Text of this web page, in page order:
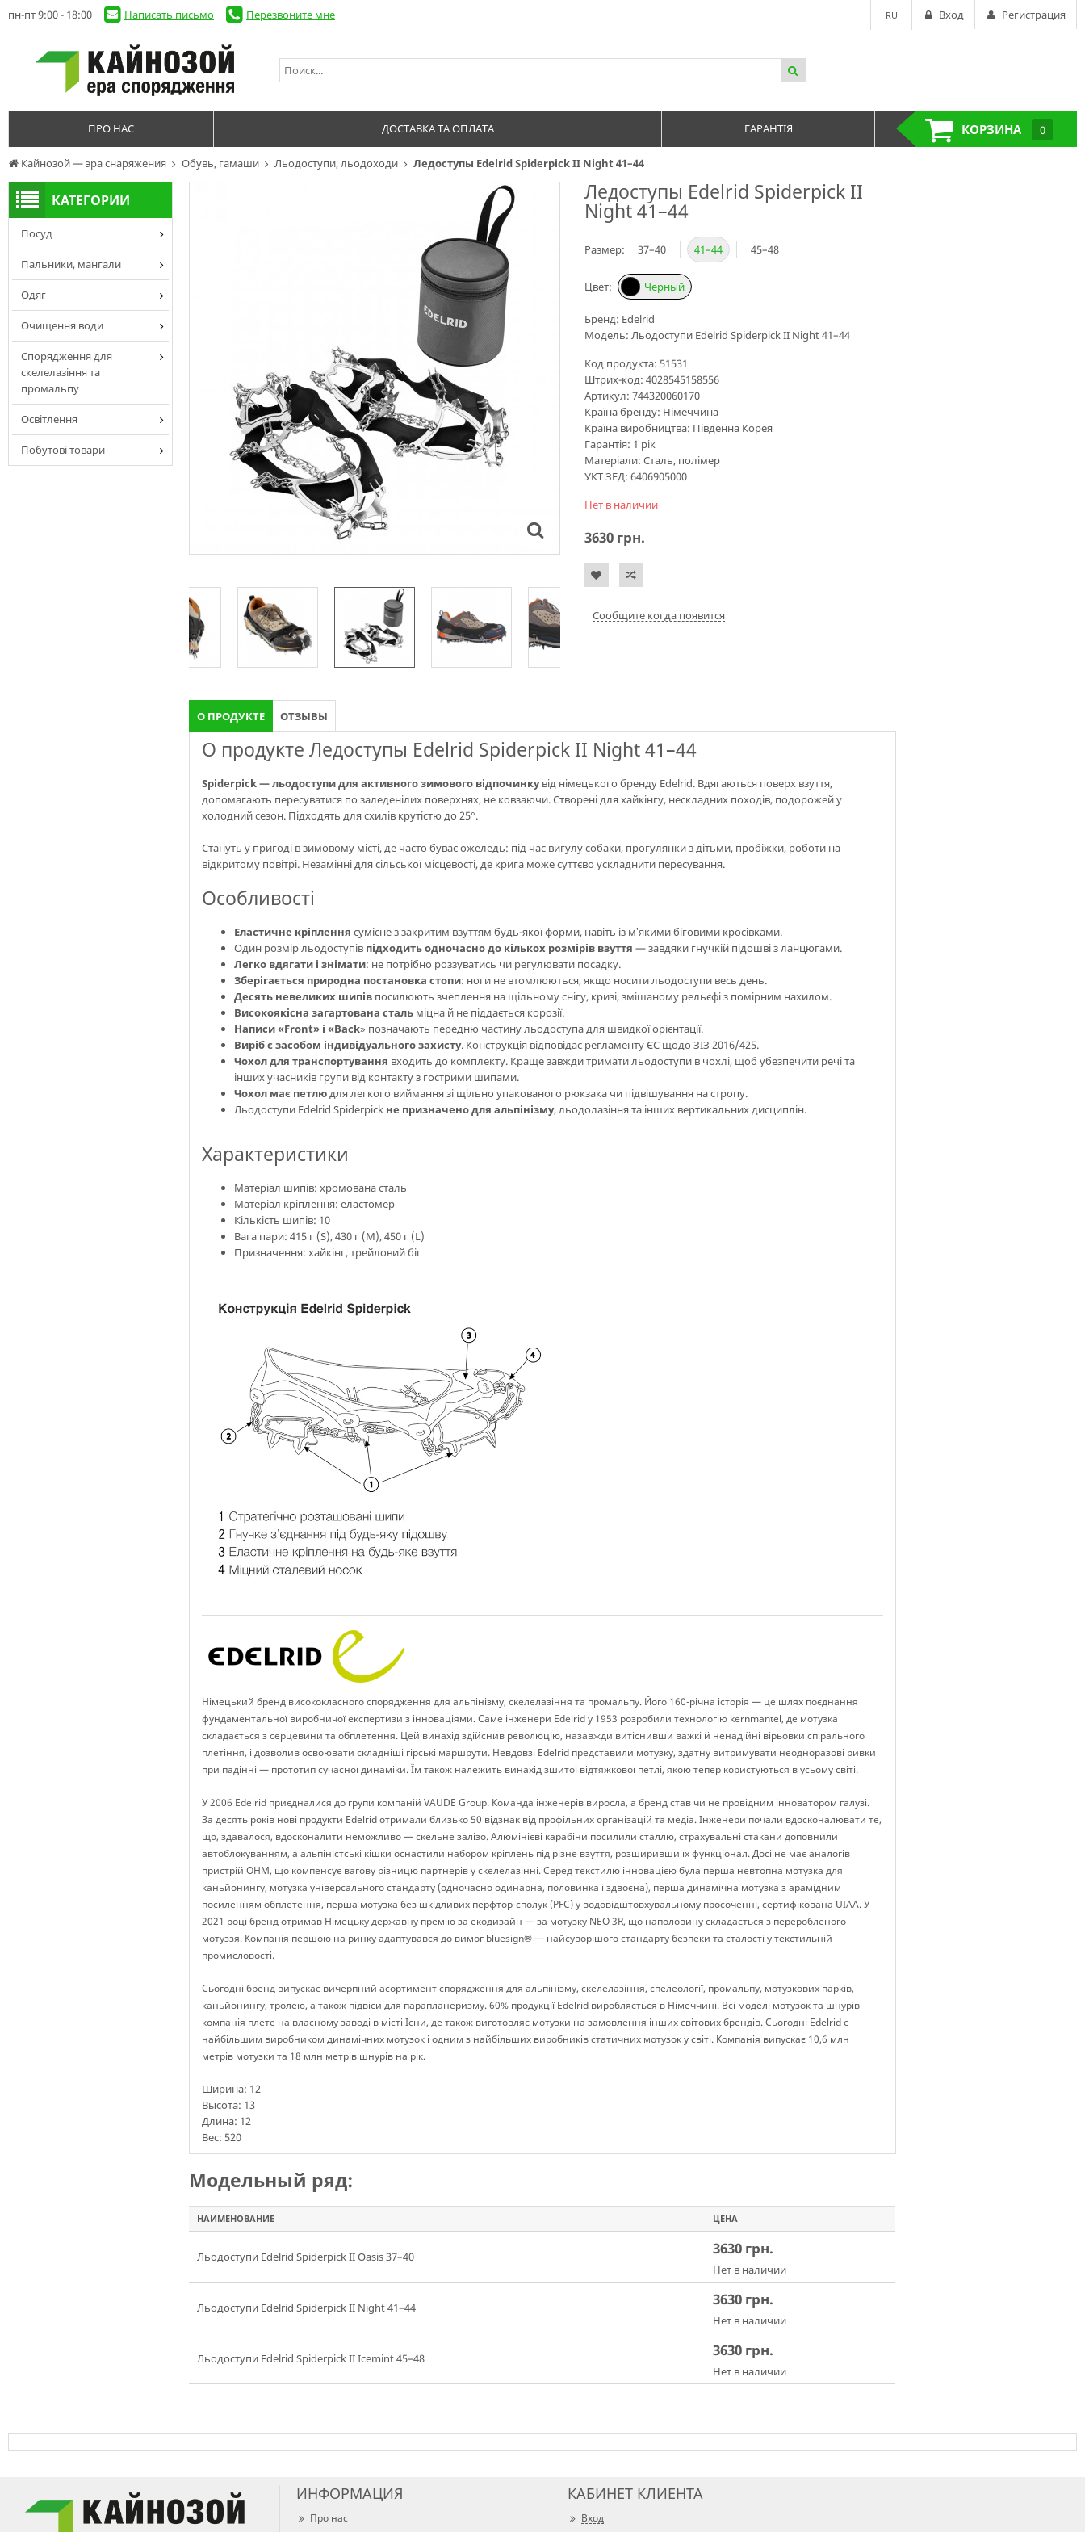
Кайнозой — эра снаряжения Обувь, гамаши Льодоступи, льодоходи Ледоступы Edelrid Spiderpick II Night 41–44
КАТЕГОРИИ
Посуд
Пальники, мангали
Одяг
Очищення води
Спорядження для
скелелазіння та
промальпу
Освітлення
Побутові товари
Ледоступы Edelrid Spiderpick II
Night 41–44
Размер: 37–40 41–44 45–48
Цвет: Черный
Бренд: Edelrid
Модель: Льодоступи Edelrid Spiderpick II Night 41–44
Код продукта: 51531
Штрих-код: 4028545158556
Артикул: 744320060170
Країна бренду: Німеччина
Країна виробництва: Південна Корея
Гарантія: 1 рік
Матеріали: Сталь, полімер
УКТ ЗЕД: 6406905000
Нет в наличии
3630 грн.
Сообщите когда появится
О ПРОДУКТЕ ОТЗЫВЫ
О продукте Ледоступы Edelrid Spiderpick II Night 41–44
Spiderpick — льодоступи для активного зимового відпочинкувід німецького бренду Edelrid. Вдягаються поверх взуття,
допомагають пересуватися по заледенілих поверхнях, не ковзаючи. Створені для хайкінгу, нескладних походів, подорожей у
холодний сезон. Підходять для схилів крутістю до 25°.
Стануть у пригоді в зимовому місті, де часто буває ожеледь: під час вигулу собаки, прогулянки з дітьми, пробіжки, роботи на
відкритому повітрі. Незамінні для сільської місцевості, де крига може суттєво ускладнити пересування.
Особливості
Еластичне кріплення сумісне з закритим взуттям будь-якої форми, навіть із мʼякими біговими кросівками.
Один розмір льодоступів підходить одночасно до кількох розмірів взуття — завдяки гнучкій підошві з ланцюгами.
Легко вдягати і знімати: не потрібно роззуватись чи регулювати посадку.
Зберігається природна постановка стопи: ноги не втомлюються, якщо носити льодоступи весь день.
Десять невеликих шипівпосилюють зчеплення на щільному снігу, кризі, змішаному рельєфі з помірним нахилом.
Високоякісна загартована стальміцна й не піддається корозії.
Написи «Front» і «Back» позначають передню частину льодоступа для швидкої орієнтації.
Виріб є засобом індивідуального захисту. Конструкція відповідає регламенту ЄС щодо ЗІЗ 2016/425.
Чохол для транспортування входить до комплекту. Краще завжди тримати льодоступи в чохлі, щоб убезпечити речі та
інших учасників групи від контакту з гострими шипами.
Чохол має петлюдля легкого виймання зі щільно упакованого рюкзака чи підвішування на стропу.
Льодоступи Edelrid Spiderpick не призначено для альпінізму, льодолазіння та інших вертикальних дисциплін.
Характеристики
Матеріал шипів: хромована сталь
Матеріал кріплення: еластомер
Кількість шипів: 10
Вага пари: 415 г (S), 430 г (M), 450 г (L)
Призначення: хайкінг, трейловий біг
Німецький бренд висококласного спорядження для альпінізму, скелелазіння та промальпу. Його 160-річна історія — це шлях поєднання
фундаментальної виробничої експертизи з інноваціями. Саме інженери Edelrid у 1953 розробили технологію kernmantel, де мотузка
складається з серцевини та обплетення. Цей винахід здійснив революцію, назавжди витіснивши важкі й ненадійні вірьовки спірального
плетіння, і дозволив освоювати складніші гірські маршрути. Невдовзі Edelrid представили мотузку, здатну витримувати неодноразові ривки
при падінні — прототип сучасної динаміки. Їм також належить винахід зшитої відтяжкової петлі, якою тепер користуються в усьому світі.
У 2006 Edelrid приєдналися до групи компаній VAUDE Group. Команда інженерів виросла, а бренд став чи не провідним інноватором галузі.
За десять років нові продукти Edelrid отримали близько 50 відзнак від профільних організацій та медіа. Інженери почали вдосконалювати те,
що, здавалося, вдосконалити неможливо — скельне залізо. Алюмінієві карабіни посилили сталлю, страхувальні стакани доповнили
автоблокуванням, а альпіністські кішки оснастили набором кріплень під різне взуття, розширивши їх функціонал. Досі не має аналогів
пристрій OHM, що компенсує вагову різницю партнерів у скелелазінні. Серед текстилю інновацією була перша невтопна мотузка для
каньйонингу, мотузка універсального стандарту (одночасно одинарна, половинка і здвоєна), перша динамічна мотузка з арамідним
посиленням обплетення, перша мотузка без шкідливих перфтор-сполук (PFC) у водовідштовхувальному просоченні, сертифікована UIAA. У
2021 році бренд отримав Німецьку державну премію за екодизайн — за мотузку NEO 3R, що наполовину складається з переробленого
мотуззя. Компанія першою на ринку адаптувався до вимог bluesign® — найсуворішого стандарту безпеки та сталості у текстильній
промисловості.
Сьогодні бренд випускає вичерпний асортимент спорядження для альпінізму, скелелазіння, спелеології, промальпу, мотузкових парків,
каньйонингу, тролею, а також підвіси для парапланеризму. 60% продукції Edelrid виробляється в Німеччині. Всі моделі мотузок та шнурів
компанія плете на власному заводі в місті Існи, де також виготовляє мотузки на замовлення інших світових брендів. Сьогодні Edelrid є
найбільшим виробником динамічних мотузок і одним з найбільших виробників статичних мотузок у світі. Компанія випускає 10,6 млн
метрів мотузки та 18 млн метрів шнурів на рік.
Ширина: 12
Высота: 13
Длина: 12
Вес: 520
Модельный ряд:
НАИМЕНОВАНИЕ ЦЕНА
Льодоступи Edelrid Spiderpick II Oasis 37–40 3630грн.
Нет в наличии
Льодоступи Edelrid Spiderpick II Night 41–44 3630грн.
Нет в наличии
Льодоступи Edelrid Spiderpick II Icemint 45–48 3630грн.
Нет в наличии
пн-пт 9:00 - 18:00 Написать письмо Перезвоните мне RU Вход Регистрация
ПРО НАС ДОСТАВКА ТА ОПЛАТА ГАРАНТІЯ КОРЗИНА 0
ИНФОРМАЦИЯ
Про нас
КАБИНЕТ КЛИЕНТА
Вход